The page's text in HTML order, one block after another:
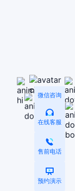
微信咨询
在线客服
售前电话
预约演示